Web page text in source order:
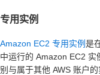
专用实例
Amazon EC2 专用实例是
中运行的 Amazon EC2 实
别与属于其他 AWS 账户